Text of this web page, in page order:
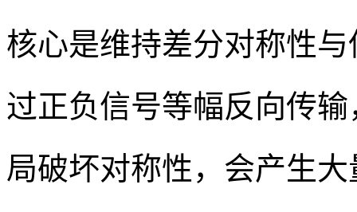
核心是维持差分对称性
过正负信号等幅反向传
局破坏对称性，会产生